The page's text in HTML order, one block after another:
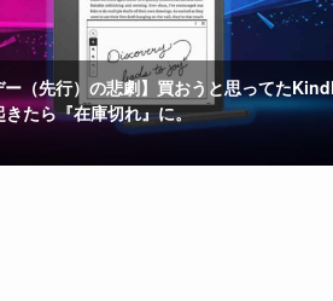
ー（先行）の悲劇】買おうと思ってた
たら『在庫切れ』に。